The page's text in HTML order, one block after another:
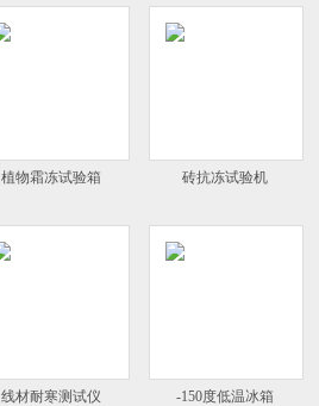
植物霜冻试验箱 砖抗冻试验机
线材耐寒测试仪 -150度低温冰箱